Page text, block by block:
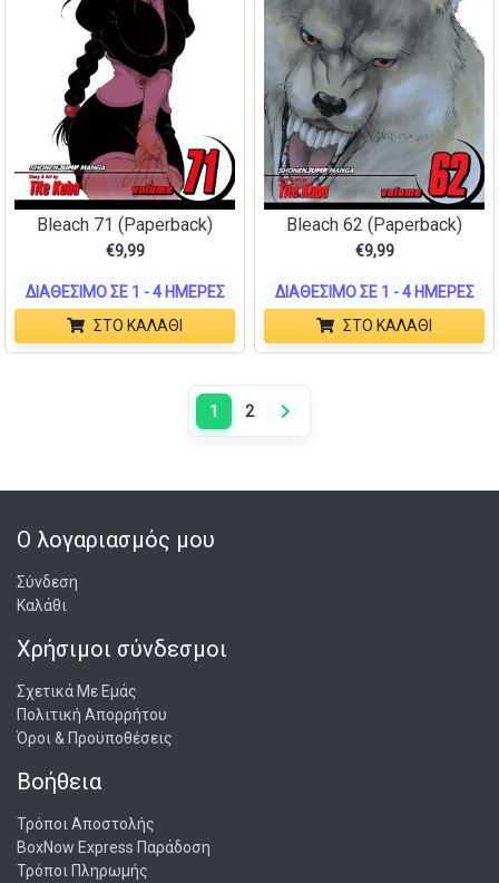
Bleach 71 (Paperback)
€9,99
ΔΙΑΘΈΣΙΜΟ ΣΕ 1 - 4 ΗΜΈΡΕΣ
ΣΤΟ ΚΑΛΆΘΙ
Bleach 62 (Paperback)
€9,99
ΔΙΑΘΈΣΙΜΟ ΣΕ 1 - 4 ΗΜΈΡΕΣ
ΣΤΟ ΚΑΛΆΘΙ
1 2 Next page
Ο λογαριασμός μου
Σύνδεση
Καλάθι
Χρήσιμοι σύνδεσμοι
Σχετικά Με Εμάς
Πολιτική Απορρήτου
Όροι & Προϋποθέσεις
Βοήθεια
Τρόποι Αποστολής
BoxNow Express Παράδοση
Τρόποι Πληρωμής